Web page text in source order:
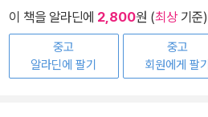
이 책을 알라딘에 2,800원 (최상기준)
중고
알라딘에 팔기
중고
회원에게 팔기